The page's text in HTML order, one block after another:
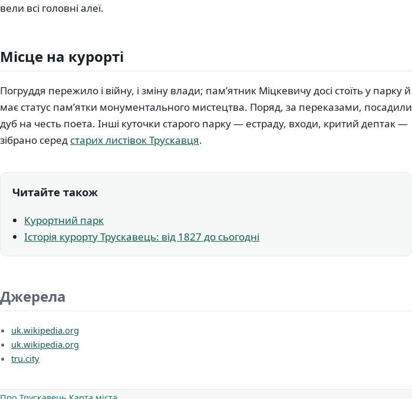
вели всі головні алеї.
Місце на курорті
Погруддя пережило і війну, і зміну влади; пам’ятник Міцкевичу досі стоїть у парку й
має статус пам’ятки монументального мистецтва. Поряд, за переказами, посадили
дуб на честь поета. Інші куточки старого парку — естраду, входи, критий дептак —
зібрано серед старих листівок Трускавця.
Читайте також
Курортний парк
Історія курорту Трускавець: від 1827 до сьогодні
Джерела
uk.wikipedia.org
uk.wikipedia.org
tru.city